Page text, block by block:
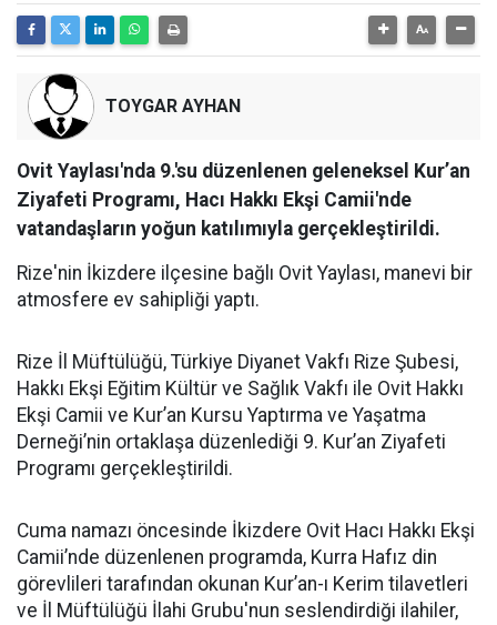
TOYGAR AYHAN
Ovit Yaylası'nda 9.'su düzenlenen geleneksel Kur’an
Ziyafeti Programı, Hacı Hakkı Ekşi Camii'nde
vatandaşların yoğun katılımıyla gerçekleştirildi.
Rize'nin İkizdere ilçesine bağlı Ovit Yaylası, manevi bir
atmosfere ev sahipliği yaptı.
Rize İl Müftülüğü, Türkiye Diyanet Vakfı Rize Şubesi,
Hakkı Ekşi Eğitim Kültür ve Sağlık Vakfı ile Ovit Hakkı
Ekşi Camii ve Kur’an Kursu Yaptırma ve Yaşatma
Derneği’nin ortaklaşa düzenlediği 9. Kur’an Ziyafeti
Programı gerçekleştirildi.
Cuma namazı öncesinde İkizdere Ovit Hacı Hakkı Ekşi
Camii’nde düzenlenen programda, Kurra Hafız din
görevlileri tarafından okunan Kur’an-ı Kerim tilavetleri
ve İl Müftülüğü İlahi Grubu'nun seslendirdiği ilahiler,